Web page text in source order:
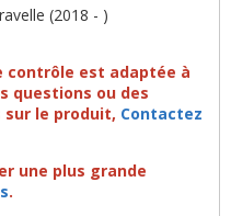
(2018 - )
contrôle est adaptée à
questions ou des
le produit, Contactez
une plus grande
.